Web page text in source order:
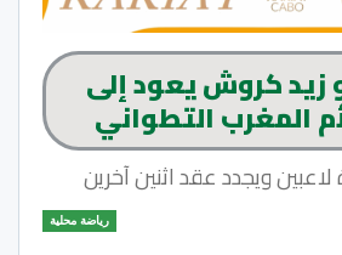
زيد كروش يعود إلى
المغرب التطواني
ويجدد عقد اثنين آخرين
رياضة محلية